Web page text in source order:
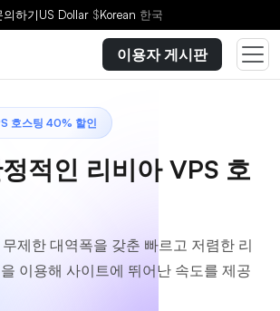
의하기US Dollar $Korean 한국
이용자 게시판
호스팅 40% 할인
적인 리비아 VPS 호
제한 대역폭을 갖춘 빠르고 저렴한 리
이용해 사이트에 뛰어난 속도를 제공